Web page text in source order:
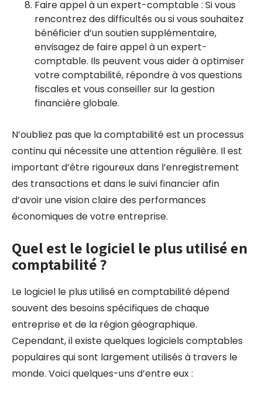
Faire appel à un expert-comptable : Si vous
rencontrez des difficultés ou si vous souhaitez
bénéficier d’un soutien supplémentaire,
envisagez de faire appel à un expert-
comptable. Ils peuvent vous aider à optimiser
votre comptabilité, répondre à vos questions
fiscales et vous conseiller sur la gestion
financière globale.
N’oubliez pas que la comptabilité est un processus
continu qui nécessite une attention régulière. Il est
important d’être rigoureux dans l’enregistrement
des transactions et dans le suivi financier afin
d’avoir une vision claire des performances
économiques de votre entreprise.
Quel est le logiciel le plus utilisé en
comptabilité ?
Le logiciel le plus utilisé en comptabilité dépend
souvent des besoins spécifiques de chaque
entreprise et de la région géographique.
Cependant, il existe quelques logiciels comptables
populaires qui sont largement utilisés à travers le
monde. Voici quelques-uns d’entre eux :